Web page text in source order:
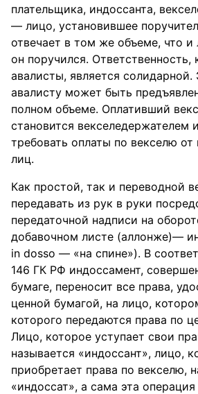
плательщика, индоссанта,
— лицо, установившее
отвечает в том же объеме, что и
он поручился. Ответственность,
авалисты, является солидарной.
авалисту может быть
полном объеме. Оплативший
становится векселедержателем
требовать оплаты по векселю от
лиц.
Как простой, так и переводной
передавать из рук в руки
передаточной надписи на
добавочном листе (аллонже)—
in dosso — «на спине»). В
146 ГК РФ индоссамент,
бумаге, переносит все права,
ценной бумагой, на лицо,
которого передаются права по
Лицо, которое уступает свои
называется «индоссант», лицо,
приобретает права по векселю,
«индоссат», а сама эта